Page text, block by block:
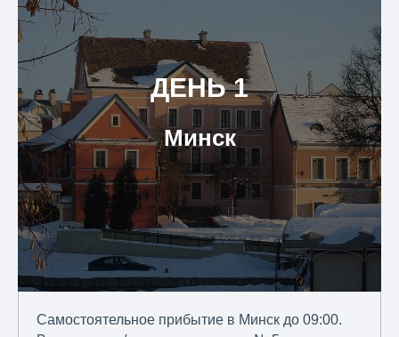
ДЕНЬ 1
Минск
Самостоятельное прибытие в Минск до 09:00.